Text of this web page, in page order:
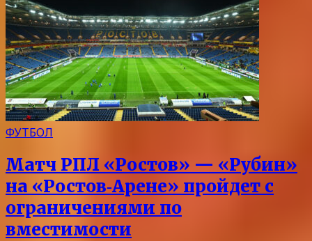
ФУТБОЛ
Матч РПЛ «Ростов» — «Рубин»
на «Ростов‑Арене» пройдет с
ограничениями по
вместимости